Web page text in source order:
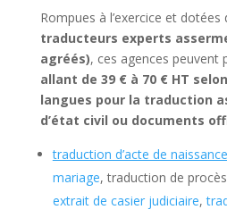
Rompues à l’exercice et dotées
traducteurs experts
agréés), ces agences peuvent
allant de 39 € à 70 € HT
langues pour la traduction
d’état civil ou documents
traduction d’acte de naissance
mariage, traduction de
extrait de casier judiciaire,